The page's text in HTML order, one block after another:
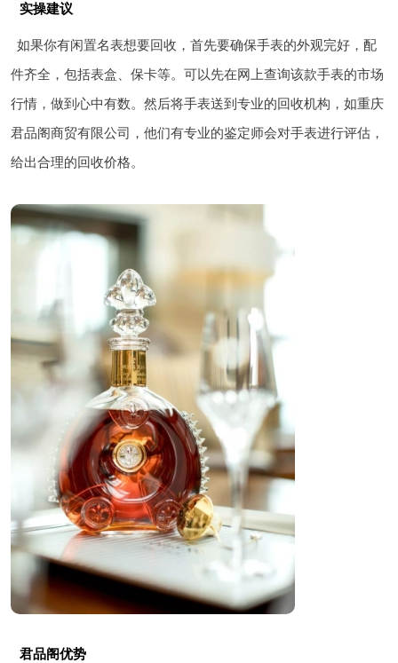
实操建议
如果你有闲置名表想要回收，首先要确保手表的外观完好，配
件齐全，包括表盒、保卡等。可以先在网上查询该款手表的市场
行情，做到心中有数。然后将手表送到专业的回收机构，如重庆
君品阁商贸有限公司，他们有专业的鉴定师会对手表进行评估，
给出合理的回收价格。
君品阁优势